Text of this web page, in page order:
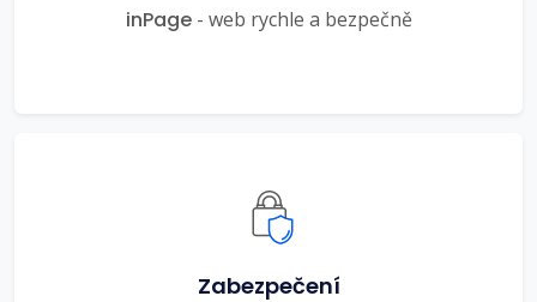
inPage- web rychle a bezpečně
Zabezpečení